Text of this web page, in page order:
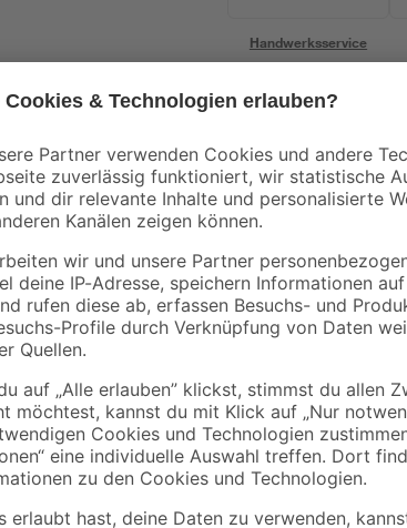
Handwerksservice
Flex-Siphon
Kunststoff weiß 1 1/2'
x 40/50 mm
9,99 €
Bestseller
B1
Stand-WC-
Spülrand
WC-Sitz und
Spülkasten
99,99